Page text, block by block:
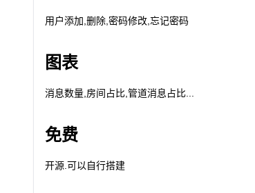
用户添加,删除,密码修改,忘记密码
图表
消息数量,房间占比,管道消息占比...
免费
开源.可以自行搭建